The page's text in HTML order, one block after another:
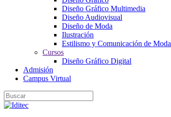
Diseño Gráfico Multimedia
Diseño Audiovisual
Diseño de Moda
Ilustración
Estilismo y Comunicación de Moda
Cursos
Diseño Gráfico Digital
Admisión
Campus Virtual